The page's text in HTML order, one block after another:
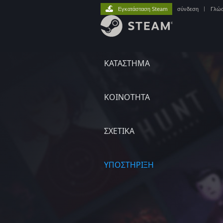
ΚΑΤΑΣΤΗΜΑ
ΚΟΙΝΟΤΗΤΑ
ΣΧΕΤΙΚΆ
ΥΠΟΣΤΗΡΙΞΗ
Εγκατάσταση Steam σύνδεση